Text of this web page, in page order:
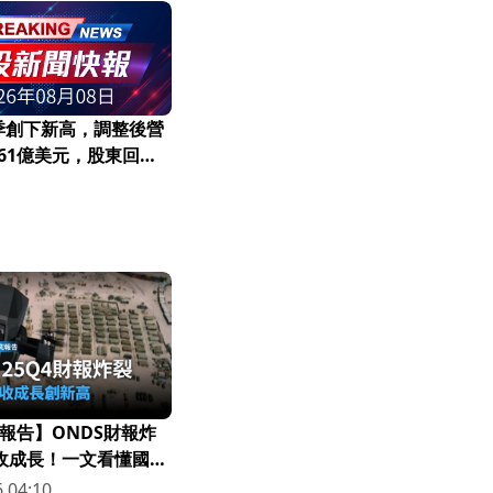
下新高，調整後營
億美元，股東回報
告】ONDS財報炸
成長！一文看懂國防